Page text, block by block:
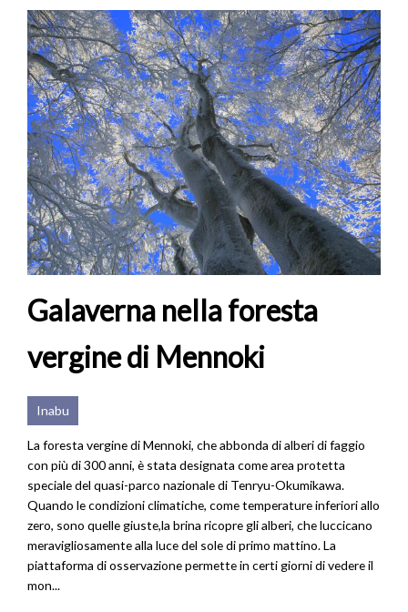
Galaverna nella foresta
vergine di Mennoki
Inabu
La foresta vergine di Mennoki, che abbonda di alberi di faggio
con più di 300 anni, è stata designata come area protetta
speciale del quasi-parco nazionale di Tenryu-Okumikawa.
Quando le condizioni climatiche, come temperature inferiori allo
zero, sono quelle giuste,la brina ricopre gli alberi, che luccicano
meravigliosamente alla luce del sole di primo mattino. La
piattaforma di osservazione permette in certi giorni di vedere il
mon...